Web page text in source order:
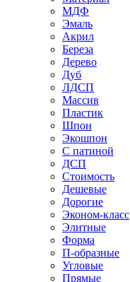
МДФ
Эмаль
Акрил
Береза
Дерево
Дуб
ЛДСП
Массив
Пластик
Шпон
Экошпон
С патиной
ДСП
Стоимость
Дешевые
Дорогие
Эконом-класс
Элитные
Форма
П-образные
Угловые
Прямые